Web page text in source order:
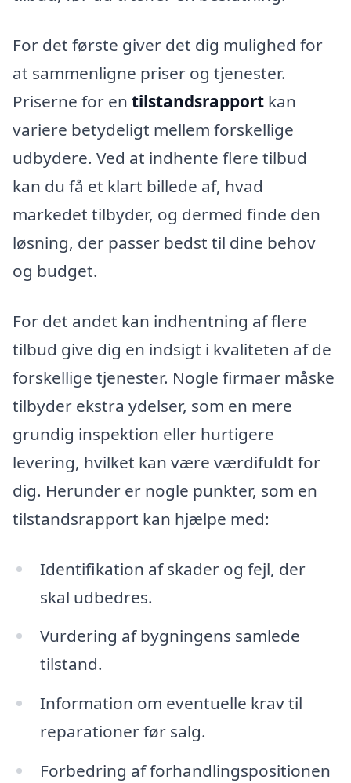
For det første giver det dig mulighed for
at sammenligne priser og tjenester.
Priserne for en tilstandsrapport kan
variere betydeligt mellem forskellige
udbydere. Ved at indhente flere tilbud
kan du få et klart billede af, hvad
markedet tilbyder, og dermed finde den
løsning, der passer bedst til dine behov
og budget.
For det andet kan indhentning af flere
tilbud give dig en indsigt i kvaliteten af de
forskellige tjenester. Nogle firmaer måske
tilbyder ekstra ydelser, som en mere
grundig inspektion eller hurtigere
levering, hvilket kan være værdifuldt for
dig. Herunder er nogle punkter, som en
tilstandsrapport kan hjælpe med:
Identifikation af skader og fejl, der
skal udbedres.
Vurdering af bygningens samlede
tilstand.
Information om eventuelle krav til
reparationer før salg.
Forbedring af forhandlingspositionen